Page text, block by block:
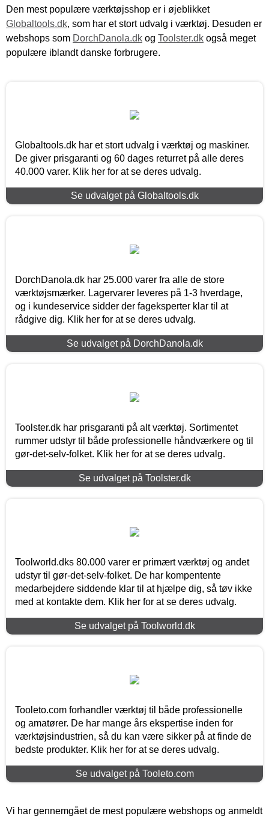
Den mest populære værktøjsshop er i øjeblikket
Globaltools.dk, som har et stort udvalg i værktøj. Desuden er
webshops som DorchDanola.dk og Toolster.dk også meget
populære iblandt danske forbrugere.
Globaltools.dk har et stort udvalg i værktøj og maskiner.
De giver prisgaranti og 60 dages returret på alle deres
40.000 varer. Klik her for at se deres udvalg.
Se udvalget på Globaltools.dk
DorchDanola.dk har 25.000 varer fra alle de store
værktøjsmærker. Lagervarer leveres på 1-3 hverdage,
og i kundeservice sidder der fageksperter klar til at
rådgive dig. Klik her for at se deres udvalg.
Se udvalget på DorchDanola.dk
Toolster.dk har prisgaranti på alt værktøj. Sortimentet
rummer udstyr til både professionelle håndværkere og til
gør-det-selv-folket. Klik her for at se deres udvalg.
Se udvalget på Toolster.dk
Toolworld.dks 80.000 varer er primært værktøj og andet
udstyr til gør-det-selv-folket. De har kompentente
medarbejdere siddende klar til at hjælpe dig, så tøv ikke
med at kontakte dem. Klik her for at se deres udvalg.
Se udvalget på Toolworld.dk
Tooleto.com forhandler værktøj til både professionelle
og amatører. De har mange års ekspertise inden for
værktøjsindustrien, så du kan være sikker på at finde de
bedste produkter. Klik her for at se deres udvalg.
Se udvalget på Tooleto.com
Vi har gennemgået de mest populære webshops og anmeldt